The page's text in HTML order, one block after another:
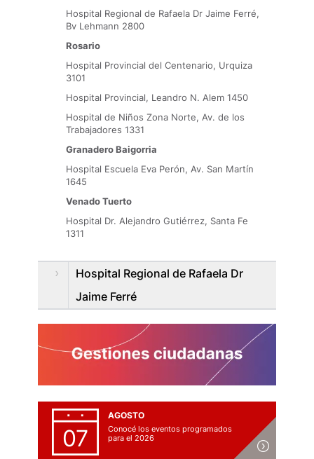
Hospital Regional de Rafaela Dr Jaime Ferré,
Bv Lehmann 2800
Rosario
Hospital Provincial del Centenario, Urquiza
3101
Hospital Provincial, Leandro N. Alem 1450
Hospital de Niños Zona Norte, Av. de los
Trabajadores 1331
Granadero Baigorria
Hospital Escuela Eva Perón, Av. San Martín
1645
Venado Tuerto
Hospital Dr. Alejandro Gutiérrez, Santa Fe
1311
Hospital Regional de Rafaela Dr
Jaime Ferré
07
AGOSTO
Conocé los eventos programados
para el 2026